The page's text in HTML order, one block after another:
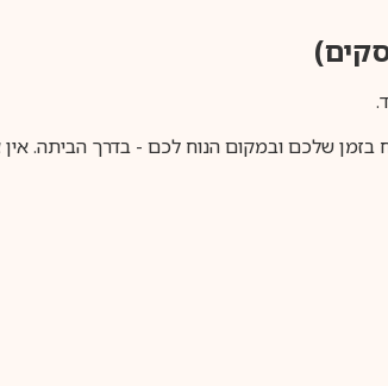
שלכם ובמקום הנוח לכם - בדרך הביתה. אין